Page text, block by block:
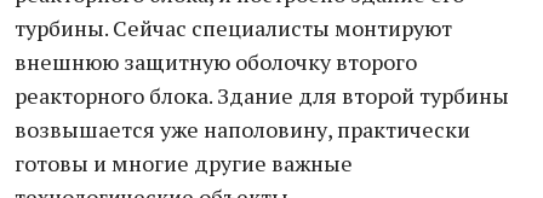
турбины. Сейчас специалисты монтируют
внешнюю защитную оболочку второго
реакторного блока. Здание для второй турбины
возвышается уже наполовину, практически
готовы и многие другие важные